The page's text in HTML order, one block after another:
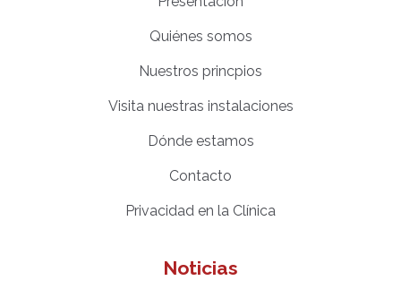
Quiénes somos
Nuestros princpios
Visita nuestras instalaciones
Dónde estamos
Contacto
Privacidad en la Clínica
Noticias